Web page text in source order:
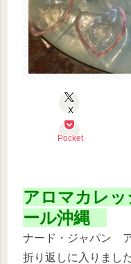
X
Pocket
アロマカレ
ール沖縄
ナード・ジャパン
折り返しに入りました